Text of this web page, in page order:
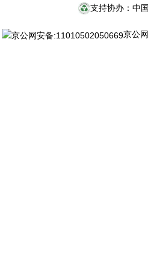
支持协办：中
京公